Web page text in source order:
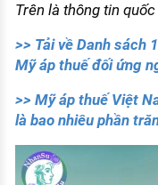
Trên là thông tin
>> Tải về Danh sách
Mỹ áp thuế đối ứng
>> Mỹ áp thuế Việt
là bao nhiêu phần